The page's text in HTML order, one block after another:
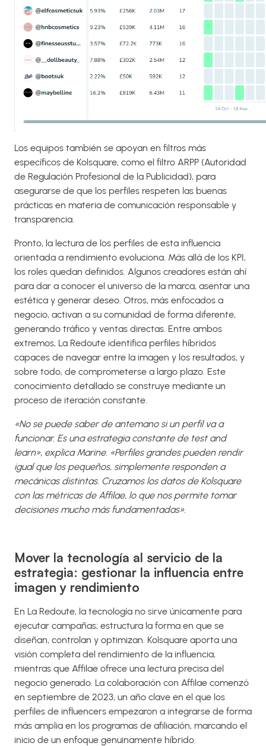
Los equipos también se apoyan en filtros más
específicos de Kolsquare, como el filtro ARPP (Autoridad
de Regulación Profesional de la Publicidad), para
asegurarse de que los perfiles respeten las buenas
prácticas en materia de comunicación responsable y
transparencia.
Pronto, la lectura de los perfiles de esta influencia
orientada a rendimiento evoluciona. Más allá de los KPI,
los roles quedan definidos. Algunos creadores están ahí
para dar a conocer el universo de la marca, asentar una
estética y generar deseo. Otros, más enfocados a
negocio, activan a su comunidad de forma diferente,
generando tráfico y ventas directas. Entre ambos
extremos, La Redoute identifica perfiles híbridos
capaces de navegar entre la imagen y los resultados, y
sobre todo, de comprometerse a largo plazo. Este
conocimiento detallado se construye mediante un
proceso de iteración constante.
«No se puede saber de antemano si un perfil va a
funcionar. Es una estrategia constante de test and
learn», explica Marine. «Perfiles grandes pueden rendir
igual que los pequeños, simplemente responden a
mecánicas distintas. Cruzamos los datos de Kolsquare
con las métricas de Affilae, lo que nos permite tomar
decisiones mucho más fundamentadas».
Mover la tecnología al servicio de la
estrategia: gestionar la influencia entre
imagen y rendimiento
En La Redoute, la tecnología no sirve únicamente para
ejecutar campañas; estructura la forma en que se
diseñan, controlan y optimizan. Kolsquare aporta una
visión completa del rendimiento de la influencia,
mientras que Affilae ofrece una lectura precisa del
negocio generado. La colaboración con Affilae comenzó
en septiembre de 2023, un año clave en el que los
perfiles de influencers empezaron a integrarse de forma
más amplia en los programas de afiliación, marcando el
inicio de un enfoque genuinamente híbrido.